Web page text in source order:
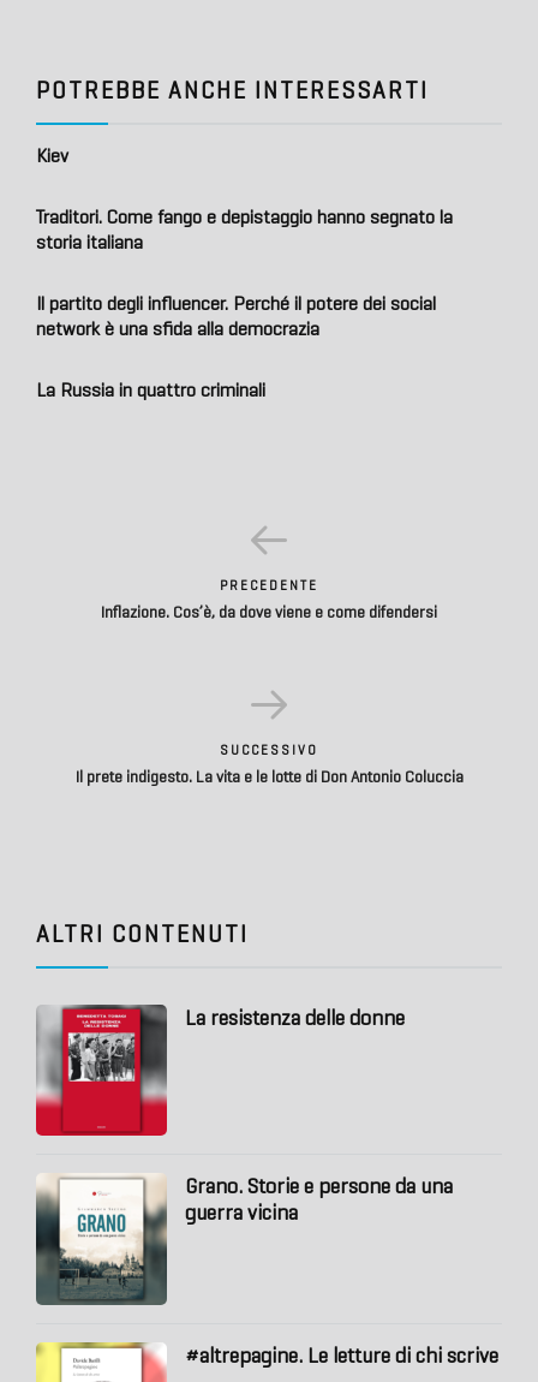
POTREBBE ANCHE INTERESSARTI
Kiev
Traditori. Come fango e depistaggio hanno segnato la
storia italiana
Il partito degli influencer. Perché il potere dei social
network è una sfida alla democrazia
La Russia in quattro criminali
PRECEDENTE
Inflazione. Cos’è, da dove viene e come difendersi
SUCCESSIVO
Il prete indigesto. La vita e le lotte di Don Antonio Coluccia
ALTRI CONTENUTI
La resistenza delle donne
Grano. Storie e persone da una
guerra vicina
#altrepagine. Le letture di chi scrive